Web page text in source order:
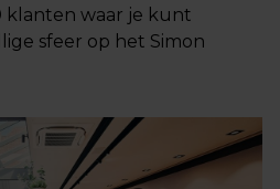
klanten waar je kunt
sfeer op het Simon